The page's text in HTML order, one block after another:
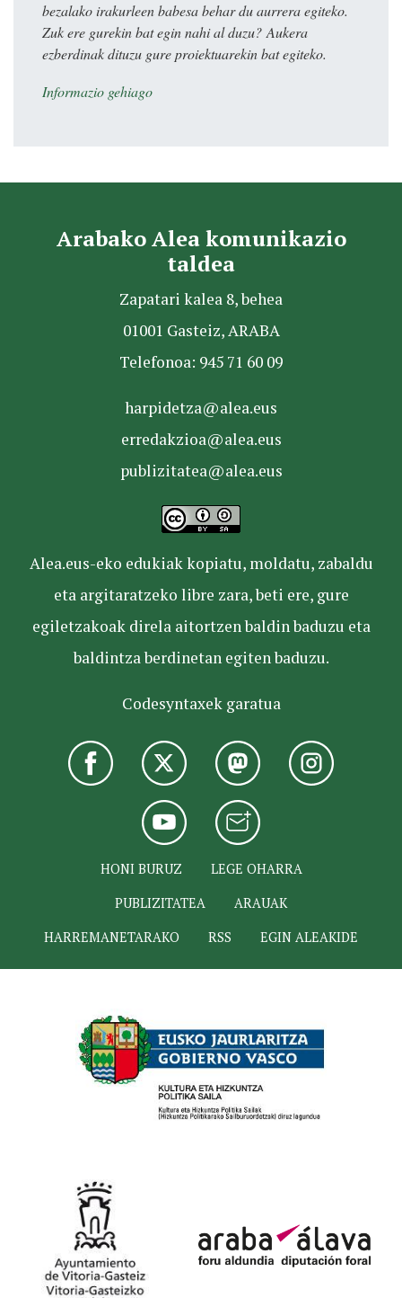
bezalako irakurleen babesa behar du aurrera egiteko.
Zuk ere gurekin bat egin nahi al duzu? Aukera
ezberdinak dituzu gure proiektuarekin bat egiteko.
Informazio gehiago
Arabako Alea komunikazio
taldea
Zapatari kalea 8, behea
01001 Gasteiz, ARABA
Telefonoa: 945 71 60 09
harpidetza@alea.eus
erredakzioa@alea.eus
publizitatea@alea.eus
Alea.eus-eko edukiak kopiatu, moldatu, zabaldu
eta argitaratzeko libre zara, beti ere, gure
egiletzakoak direla aitortzen baldin baduzu eta
baldintza berdinetan egiten baduzu.
Codesyntaxek garatua
HONI BURUZ
LEGE OHARRA
PUBLIZITATEA
ARAUAK
HARREMANETARAKO
RSS EGIN ALEAKIDE